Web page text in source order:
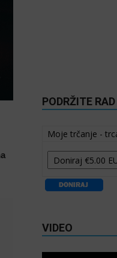
PODRŽITE
Moje trčanje -
VIDEO